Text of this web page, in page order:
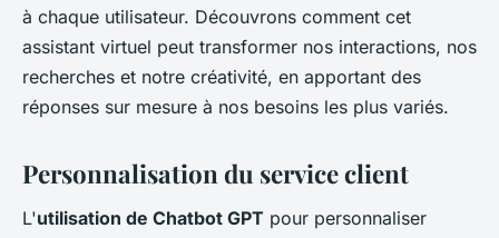
à chaque utilisateur. Découvrons comment cet
assistant virtuel peut transformer nos interactions, nos
recherches et notre créativité, en apportant des
réponses sur mesure à nos besoins les plus variés.
Personnalisation du service client
L'utilisation de Chatbot GPT pour personnaliser